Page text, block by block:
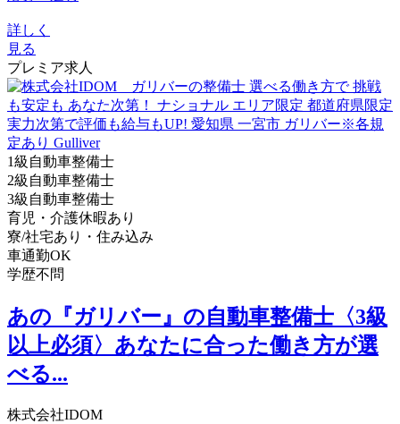
詳しく
見る
プレミア求人
1級自動車整備士
2級自動車整備士
3級自動車整備士
育児・介護休暇あり
寮/社宅あり・住み込み
車通勤OK
学歴不問
あの『ガリバー』の自動車整備士〈3級
以上必須〉あなたに合った働き方が選
べる...
株式会社IDOM